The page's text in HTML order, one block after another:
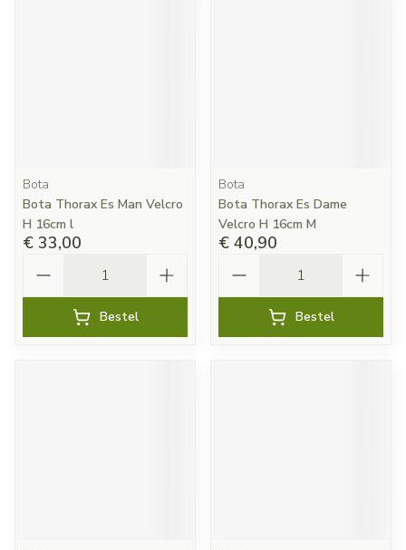
Bota
Bota Thorax Es Man Velcro
H 16cm l
€ 33,00
Bestel
Bota
Bota Thorax Es Dame
Velcro H 16cm M
€ 40,90
Bestel